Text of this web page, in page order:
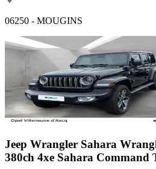
06250 - MOUGINS
Jeep Wrangler Sahara
380ch 4xe Sahara Command